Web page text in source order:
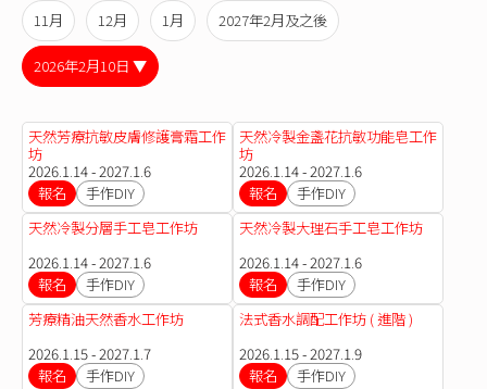
11月 12月 1月 2027年2月及之後
2026年2月10日 ▼
天然芳療抗敏皮膚修護膏霜工作
坊
2026.1.14 - 2027.1.6
報名
手作DIY
天然冷製金盞花抗敏功能皂工作
坊
2026.1.14 - 2027.1.6
報名
手作DIY
天然冷製分層手工皂工作坊
2026.1.14 - 2027.1.6
報名
手作DIY
天然冷製大理石手工皂工作坊
2026.1.14 - 2027.1.6
報名
手作DIY
芳療精油天然香水工作坊
2026.1.15 - 2027.1.7
報名
手作DIY
法式香水調配工作坊 ( 進階 )
2026.1.15 - 2027.1.9
報名
手作DIY